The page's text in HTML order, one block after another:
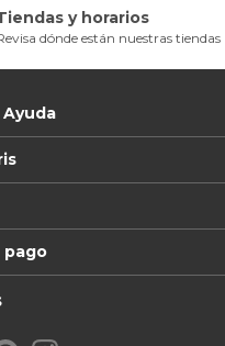
y horarios
dónde están nuestras tiendas
pago